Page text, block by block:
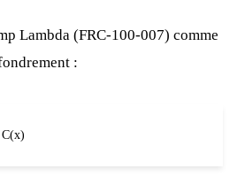
Lambda (FRC-100-007) comme
: